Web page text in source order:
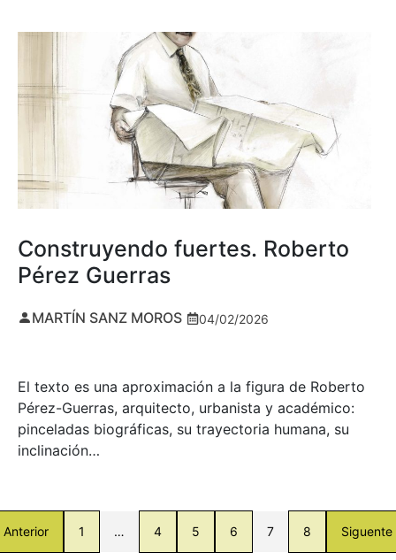
Construyendo fuertes. Roberto
Pérez Guerras
MARTÍN SANZ MOROS 04/02/2026
El texto es una aproximación a la figura de Roberto
Pérez-Guerras, arquitecto, urbanista y académico:
pinceladas biográficas, su trayectoria humana, su
inclinación…
Anterior 1 … 4 5 6 7 8 Siguente